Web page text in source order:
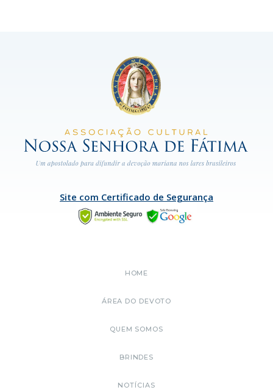
Site com Certificado de Segurança
HOME
ÁREA DO DEVOTO
QUEM SOMOS
BRINDES
NOTÍCIAS